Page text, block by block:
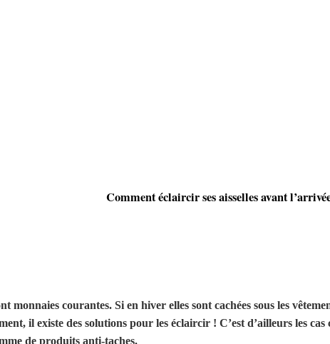
Comment éclaircir ses aisselles avant
monnaies courantes. Si en hiver elles sont cachées sous les
il existe des solutions pour les éclaircir ! C’est d’ailleurs les
de produits anti-taches.